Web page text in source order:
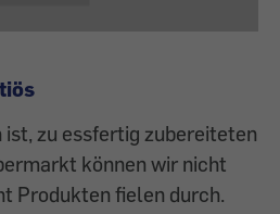
ist, zu essfertig zubereiteten
können wir nicht
Produkten fielen durch.